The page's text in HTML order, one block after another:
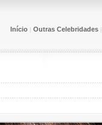
Início| Outras Celebridades|